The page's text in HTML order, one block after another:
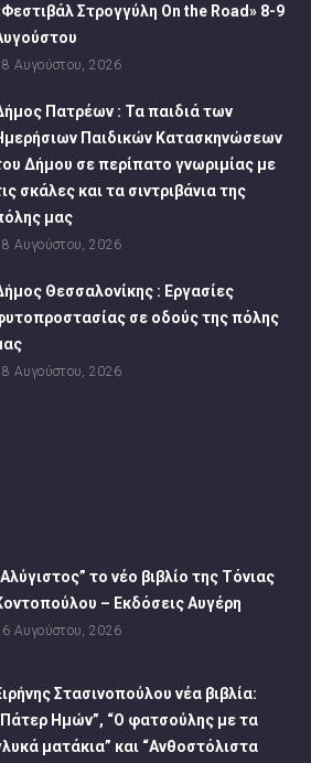
Στρογγύλη On the Road» 8-9
8 Αυγούστου, 2026
Πατρέων : Τα παιδιά των
Παιδικών Κατασκηνώσεων
Δήμου σε περίπατο γνωριμίας με
σκάλες και τα σιντριβάνια της
μας
8 Αυγούστου, 2026
Θεσσαλονίκης : Εργασίες
σε οδούς της πόλης
8 Αυγούστου, 2026
το νέο βιβλίο της Τόνιας
– Εκδόσεις Αυγέρη
6 Αυγούστου, 2026
Στασινοπούλου νέα βιβλία:
Ημών”, “Ο φατσούλης με τα
ματάκια” και “Ανθοστόλιστα